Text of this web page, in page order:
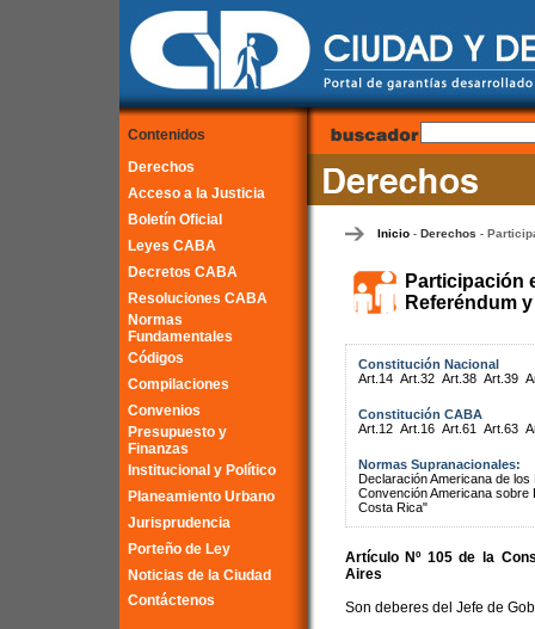
Contenidos
Derechos
Acceso a la Justicia
Boletín Oficial
Leyes CABA
Decretos CABA
Resoluciones CABA
Normas
Fundamentales
Códigos
Compilaciones
Convenios
Presupuesto y
Finanzas
Institucional y Político
Planeamiento Urbano
Jurisprudencia
Porteño de Ley
Noticias de la Ciudad
Contáctenos
Inicio- Derechos -
Participación
Referéndum
Constitución Nacional
Art.14 Art.32 Art.38 Art.39
Constitución CABA
Art.12 Art.16 Art.61 Art.63
Normas Supranacionales:
Declaración Americana de
Convención Americana
Costa Rica"
Artículo Nº 105 de la
Aires
Son deberes del Jefe de